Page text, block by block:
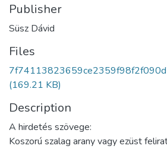
Publisher
Süsz Dávid
Files
(169.21 KB)
Description
A hirdetés szövege:
Koszorú szalag arany vagy ezüst